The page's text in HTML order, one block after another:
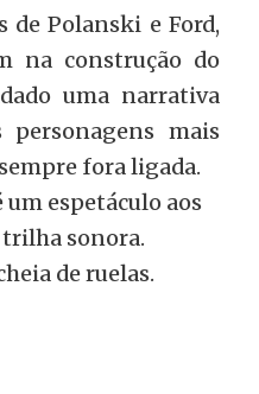
de Polanski e Ford,
na construção do
uma narrativa
mais
fora ligada.
espetáculo aos
sonora.
de ruelas.